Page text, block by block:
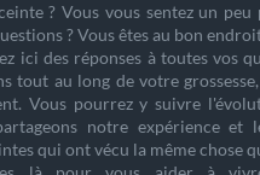
? Vous vous sentez un peu
? Vous êtes au bon
ici des réponses à toutes vos
tout au long de votre grossesse
. Vous pourrez y suivre
notre expérience et
qui ont vécu la même chose